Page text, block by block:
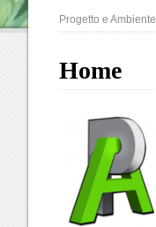
Progetto e Ambiente
Home